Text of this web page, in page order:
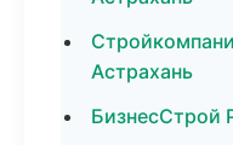
Астрахань
БизнесСтрой